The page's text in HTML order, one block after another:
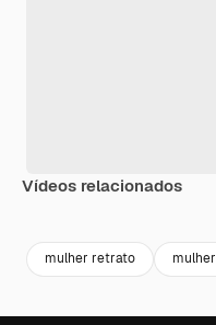
Vídeos relacionados
mulher retrato mulher